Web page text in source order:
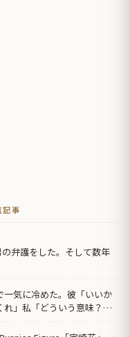
事
弁護をした。そして数年
一気に冷めた。彼「いいか
」私「どういう意味？」